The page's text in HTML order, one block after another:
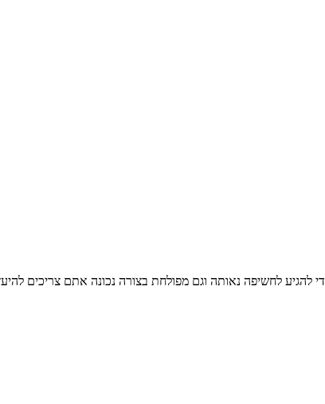
להגיע לחשיפה נאותה וגם מפולחת בצורה נכונה אתם צריכים